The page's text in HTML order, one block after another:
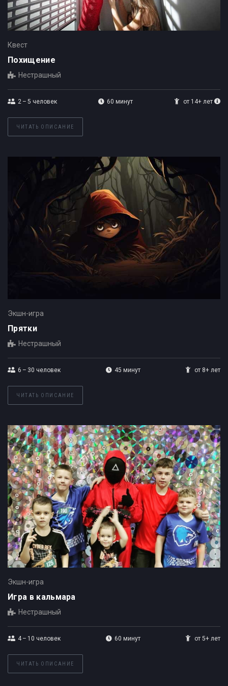
Квест
Похищение
Нестрашный
2 – 5 человек 60 минут от 14+ лет
ЧИТАТЬ ОПИСАНИЕ
Экшн-игра
Прятки
Нестрашный
6 – 30 человек 45 минут от 8+ лет
ЧИТАТЬ ОПИСАНИЕ
Экшн-игра
Игра в кальмара
Нестрашный
4 – 10 человек 60 минут от 5+ лет
ЧИТАТЬ ОПИСАНИЕ